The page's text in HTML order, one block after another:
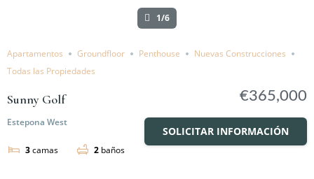
1/6
Apartamentos Groundfloor Penthouse
Nuevas Construcciones
Todas las Propiedades
Sunny Golf
Estepona West
3camas 2 baños
€365,000
SOLICITAR INFORMACIÓN